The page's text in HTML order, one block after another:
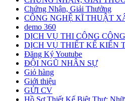
Chứng Nhận, Giải Thưởng
CÔNG NGHỆ KĨ THUẬT
demo 360
DỊCH VỤ THI CÔNG
DỊCH VỤ THIẾT KẾ KIẾN
Đăng Ký Youtube
ĐỘI NGŨ NHÂN SỰ
Giỏ hàng
Giới thiệu
GỬI CV
Hồ Sơ Thiết Kế Biệt Thự: